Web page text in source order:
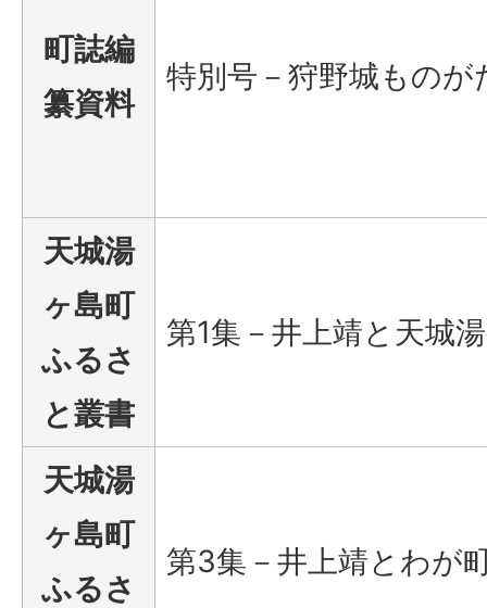
町誌編
纂資料
特別号－狩野城ものが
天城湯
ヶ島町
ふるさ
と叢書
第1集－井上靖と天城
天城湯
ヶ島町
ふるさ
第3集－井上靖とわが